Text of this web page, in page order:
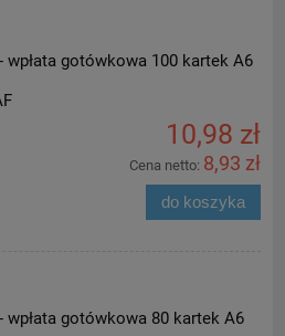
wpłata gotówkowa 100 kartek A6
10,98 zł
Cena netto: 8,93 zł
do koszyka
wpłata gotówkowa 80 kartek A6